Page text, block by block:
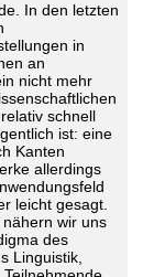
In den letzten
in
an
nicht mehr
schnell
ist: eine
Kanten
allerdings
leicht gesagt.
wir uns
des
Linguistik,